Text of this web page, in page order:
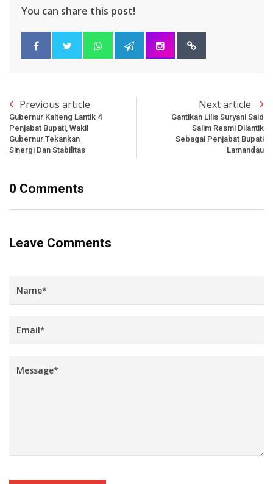
You can share this post!
Previous article
Gubernur Kalteng Lantik 4
Penjabat Bupati, Wakil
Gubernur Tekankan
Sinergi Dan Stabilitas
Next article
Gantikan Lilis Suryani Said
Salim Resmi Dilantik
Sebagai Penjabat Bupati
Lamandau
0 Comments
Leave Comments